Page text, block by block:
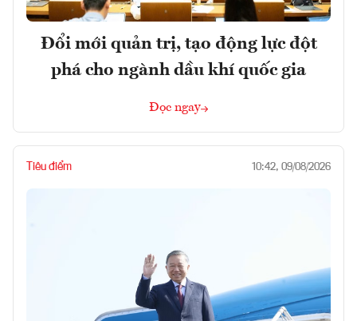
Đổi mới quản trị, tạo động lực đột
phá cho ngành dầu khí quốc gia
Đọc ngay
Tiêu điểm 10:42, 09/08/2026